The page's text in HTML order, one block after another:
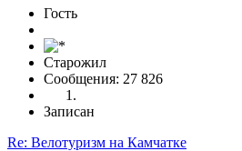
Гость
Старожил
Сообщения: 27 826
Записан
Re: Велотуризм на Камчатке